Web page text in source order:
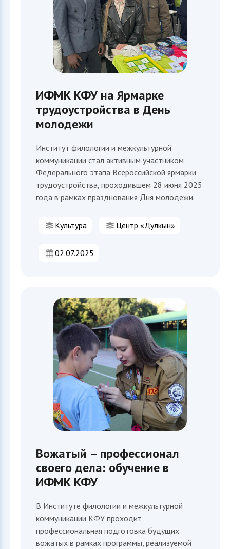
ИФМК КФУ на Ярмарке
трудоустройства в День
молодежи
Институт филологии и межкультурной
коммуникации стал активным участником
Федерального этапа Всероссийской ярмарки
трудоустройства, проходившем 28 июня 2025
года в рамках празднования Дня молодежи.
Культура Центр «Дулкын»
02.07.2025
Вожатый – профессионал
своего дела: обучение в
ИФМК КФУ
В Институте филологии и межкультурной
коммуникации КФУ проходит
профессиональная подготовка будущих
вожатых в рамках программы, реализуемой